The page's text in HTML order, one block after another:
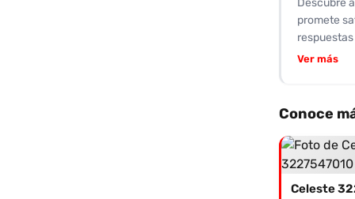
una
pueblo”, y
Descubre
promete
sido
con
necesitan
sentidos.
Ver más
Conoce